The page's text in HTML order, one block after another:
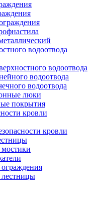
водоотвода
водоотвода
водоотвода
водоотвода
люки
покрытия
кровли
кровли